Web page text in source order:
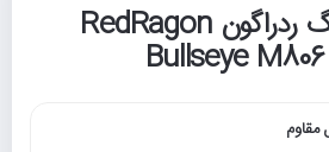
ماوس گیمینگ ردراگون RedRagon
Bullseye